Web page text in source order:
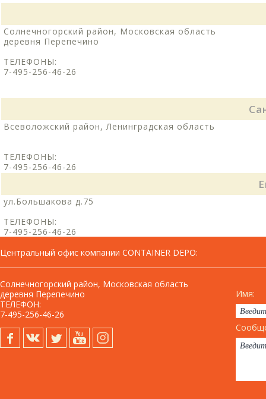
Солнечногорский район, Московская область
деревня Перепечино
ТЕЛЕФОНЫ:
7-495-256-46-26
Всеволожский район, Ленинградская область
ТЕЛЕФОНЫ:
7-495-256-46-26
ул.Большакова д.75
ТЕЛЕФОНЫ:
7-495-256-46-26
Центральный офис компании CONTAINER DEPO:
Солнечногорский район, Московская область
деревня Перепечино
ТЕЛЕФОН:
7-495-256-46-26
Имя: